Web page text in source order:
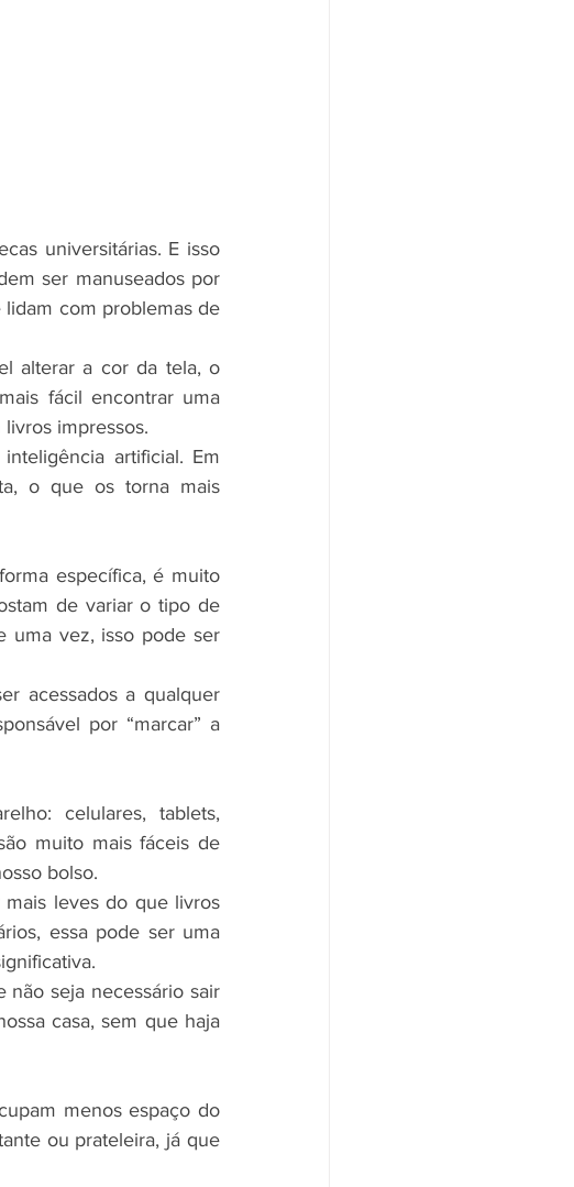
universitárias. E isso
ser manuseados por
lidam com problemas de
alterar a cor da tela, o
fácil encontrar uma
impressos.
artificial. Em
o que os torna mais
específica, é muito
de variar o tipo de
uma vez, isso pode ser
acessados a qualquer
por “marcar” a
celulares, tablets,
muito mais fáceis de
bolso.
leves do que livros
essa pode ser uma
seja necessário sair
casa, sem que haja
menos espaço do
ou prateleira, já que